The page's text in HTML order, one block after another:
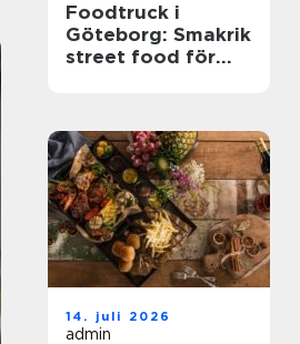
Foodtruck i
Göteborg: Smakrik
street food för
14. juli 2026
admin